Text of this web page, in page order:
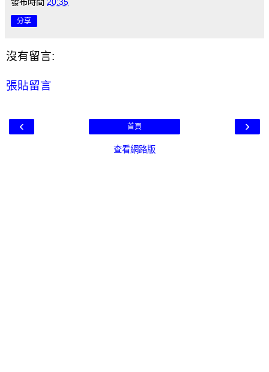
分享
沒有留言:
張貼留言
‹ ›
首頁
查看網路版